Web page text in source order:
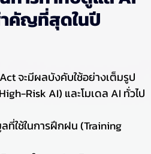
คัญที่สุดในปี
จะมีผลบังคับใช้อย่างเต็มรูป
Risk AI) และโมเดล AI ทั่วไป
ใช้ในการฝึกฝน (Training